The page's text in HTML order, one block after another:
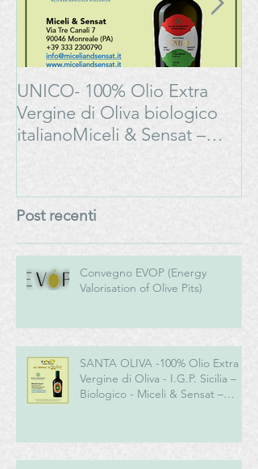
UNICO- 100% Olio Extra
Vergine di Oliva biologico
italianoMiceli & Sensat –
Post recenti
Convegno EVOP (Energy
Valorisation of Olive Pits)
SANTA OLIVA -100% Olio Extra
Vergine di Oliva - I.G.P. Sicilia –
Biologico - Miceli & Sensat –